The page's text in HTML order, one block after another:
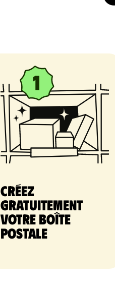
Créez
gratuitement
votre Boîte
postale